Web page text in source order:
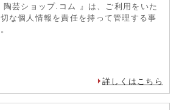
陶芸ショップ.コム 』は、ご利用をいた
な個人情報を責任を持って管理する事
詳しくはこちら